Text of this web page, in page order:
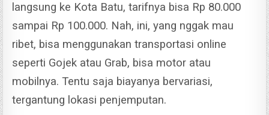
langsung ke Kota Batu, tarifnya bisa Rp 80.000
sampai Rp 100.000. Nah, ini, yang nggak mau
ribet, bisa menggunakan transportasi online
seperti Gojek atau Grab, bisa motor atau
mobilnya. Tentu saja biayanya bervariasi,
tergantung lokasi penjemputan.